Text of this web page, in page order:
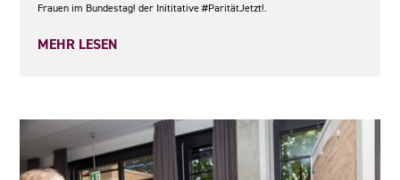
Frauen im Bundestag! der Inititative #ParitätJetzt!.
MEHR LESEN